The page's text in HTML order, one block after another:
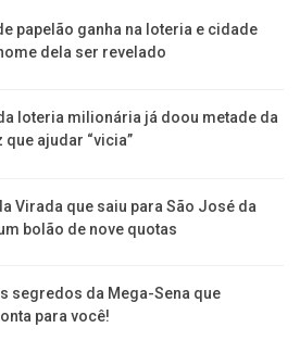
papelão ganha na loteria e cidade
dela ser revelado
loteria milionária já doou metade da
ajudar “vicia”
Virada que saiu para São José da
bolão de nove quotas
segredos da Mega-Sena que
para você!